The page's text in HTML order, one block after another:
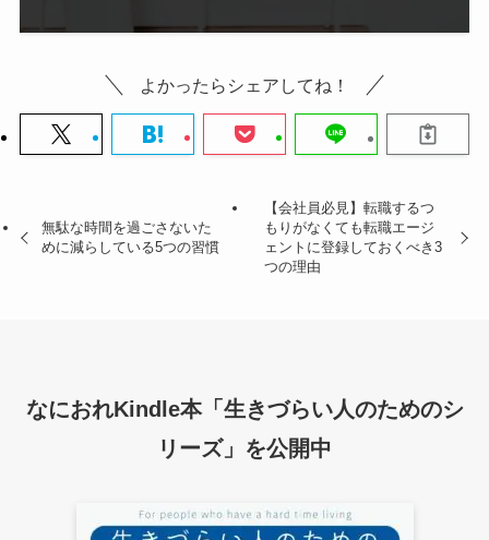
よかったらシェアしてね！
無駄な時間を過ごさないた
めに減らしている5つの習慣
【会社員必見】転職するつ
もりがなくても転職エージ
ェントに登録しておくべき3
つの理由
なにおれKindle本「生きづらい人のためのシ
リーズ」を公開中